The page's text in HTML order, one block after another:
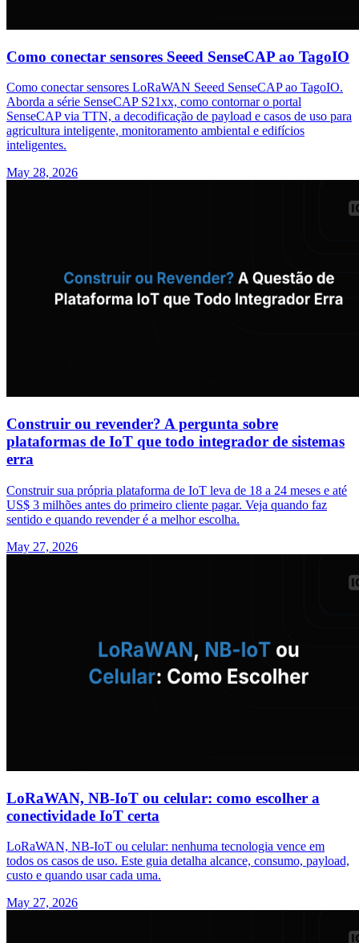
Como conectar sensores Seeed SenseCAP ao TagoIO
Como conectar sensores LoRaWAN Seeed SenseCAP ao TagoIO.
Aborda a série SenseCAP S21xx, como contornar o portal
SenseCAP via TTN, a decodificação de payload e casos de uso para
agricultura inteligente, monitoramento ambiental e edifícios
inteligentes.
May 28, 2026
Construir ou revender? A pergunta sobre
plataformas de IoT que todo integrador de sistemas
erra
Construir sua própria plataforma de IoT leva de 18 a 24 meses e até
US$ 3 milhões antes do primeiro cliente pagar. Veja quando faz
sentido e quando revender é a melhor escolha.
May 27, 2026
LoRaWAN, NB-IoT ou celular: como escolher a
conectividade IoT certa
LoRaWAN, NB-IoT ou celular: nenhuma tecnologia vence em
todos os casos de uso. Este guia detalha alcance, consumo, payload,
custo e quando usar cada uma.
May 27, 2026